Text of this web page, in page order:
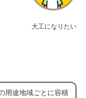
大工になりたい
用途地域ごとに容積